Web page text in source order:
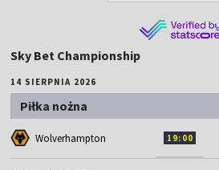
Sky Bet Championship
14 SIERPNIA 2026
Piłka nożna
Wolverhampton 19:00